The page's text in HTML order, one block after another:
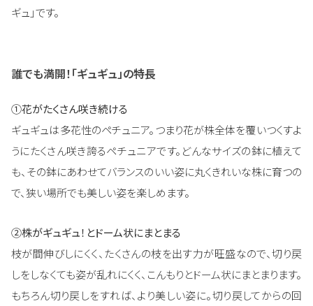
ギュ」です。
誰でも満開！「ギュギュ」の特長
①花がたくさん咲き続ける
ギュギュは多花性のペチュニア。つまり花が株全体を覆いつくすよ
うにたくさん咲き誇るペチュニアです。どんなサイズの鉢に植えて
も、その鉢にあわせてバランスのいい姿に丸くきれいな株に育つの
で、狭い場所でも美しい姿を楽しめます。
②株がギュギュ！とドーム状にまとまる
枝が間伸びしにくく、たくさんの枝を出す力が旺盛なので、切り戻
しをしなくても姿が乱れにくく、こんもりとドーム状にまとまります。
もちろん切り戻しをすれば、より美しい姿に。切り戻してからの回